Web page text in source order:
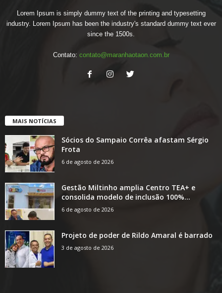
Lorem Ipsum is simply dummy text of the printing and typesetting
industry. Lorem Ipsum has been the industry's standard dummy text ever
since the 1500s.
Contato: contato@maranhaotaon.com.br
MAIS NOTÍCIAS
Sócios do Sampaio Corrêa afastam Sérgio
Frota
6 de agosto de 2026
Gestão Miltinho amplia Centro TEA+ e
consolida modelo de inclusão 100%...
6 de agosto de 2026
Projeto de poder de Rildo Amaral é barrado
3 de agosto de 2026